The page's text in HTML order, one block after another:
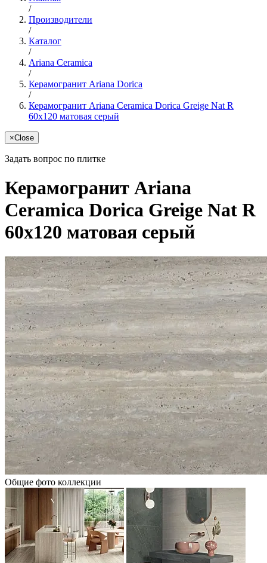
/
Производители
/
Каталог
/
Ariana Ceramica
/
Керамогранит Ariana Dorica
/
Керамогранит Ariana Ceramica Dorica Greige Nat R
60x120 матовая серый
×Close
Задать вопрос по плитке
Керамогранит Ariana
Ceramica Dorica Greige Nat R
60x120 матовая серый
Общие фото коллекции